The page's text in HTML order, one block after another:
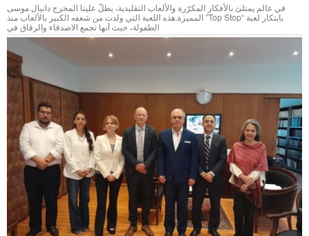
في عالم يمتلئ بالأفكار المكرّرة والألعاب التقليدية، يطلّ علينا المخرج دانيال موسى
بابتكار لعبة “Top Stop” المميزة.هذه اللعبة التي ولدت من شغفه الكبير بالألعاب منذ
الطفولة، حيث أنها تجمع الاصدقاء والرفاق في